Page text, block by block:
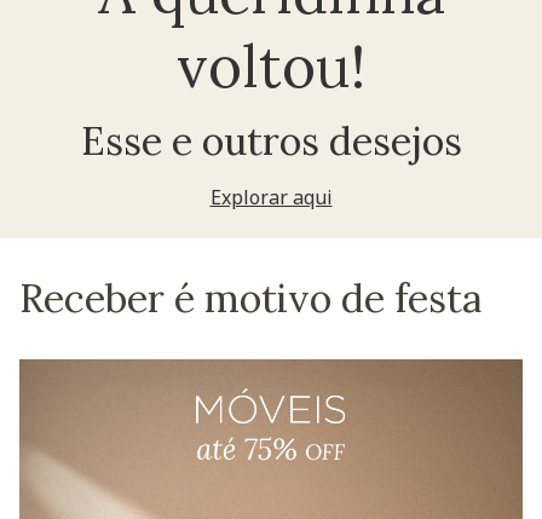
voltou!
Esse e outros desejos
Explorar aqui
Receber é motivo de festa